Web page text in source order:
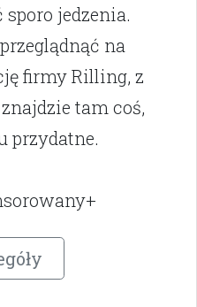
jedzenia.
na
firmy Rilling, z
tam coś,
przydatne.